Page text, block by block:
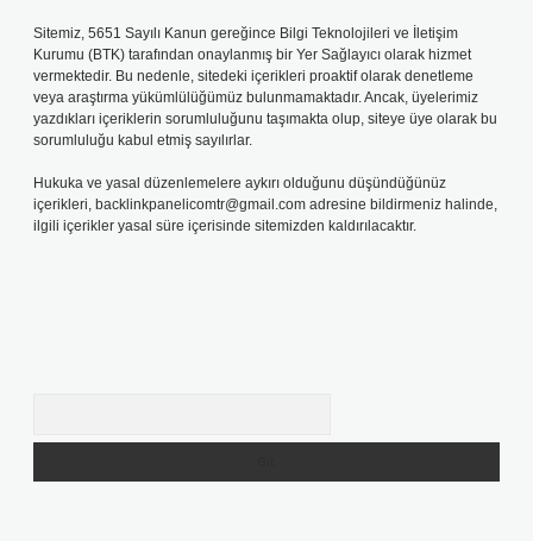
Sitemiz, 5651 Sayılı Kanun gereğince Bilgi Teknolojileri ve İletişim
Kurumu (BTK) tarafından onaylanmış bir Yer Sağlayıcı olarak hizmet
vermektedir. Bu nedenle, sitedeki içerikleri proaktif olarak denetleme
veya araştırma yükümlülüğümüz bulunmamaktadır. Ancak, üyelerimiz
yazdıkları içeriklerin sorumluluğunu taşımakta olup, siteye üye olarak bu
sorumluluğu kabul etmiş sayılırlar.
Hukuka ve yasal düzenlemelere aykırı olduğunu düşündüğünüz
içerikleri, backlinkpanelicomtr@gmail.com adresine bildirmeniz halinde,
ilgili içerikler yasal süre içerisinde sitemizden kaldırılacaktır.